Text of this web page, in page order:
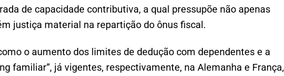
de capacidade contributiva, a qual pressupõe não apenas
justiça material na repartição do ônus fiscal.
o aumento dos limites de dedução com dependentes e a
familiar”, já vigentes, respectivamente, na Alemanha e França,